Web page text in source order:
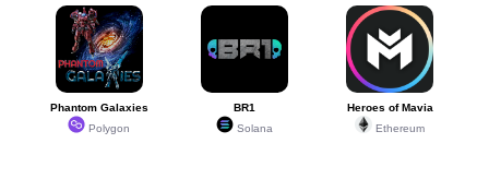
Phantom Galaxies
Polygon
BR1
Solana
Heroes of Mavia
Ethereum